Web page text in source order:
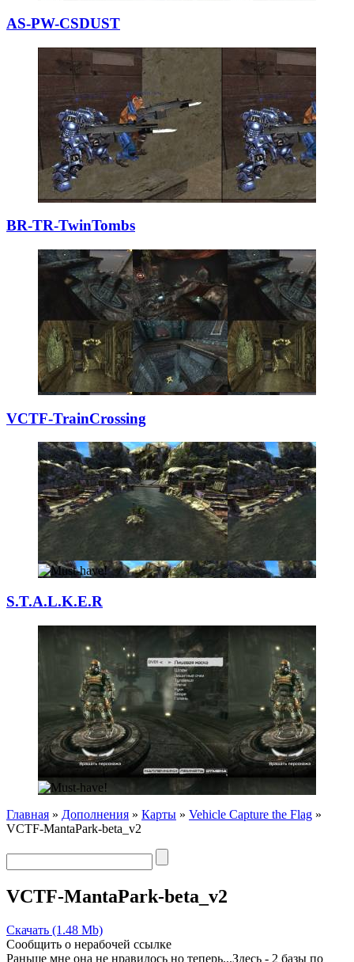
AS-PW-CSDUST
BR-TR-TwinTombs
VCTF-TrainCrossi­ng
S.T.A.L.K.E.R
Главная » Дополнения » Карты » Vehicle Capture the Flag »
VCTF-MantaPark-beta_v2
VCTF-MantaPark-beta_v2
Скачать (1.48 Mb)
Сообщить о нерабочей ссылке
Раньше мне она не нравилось но теперь...Здесь - 2 базы по